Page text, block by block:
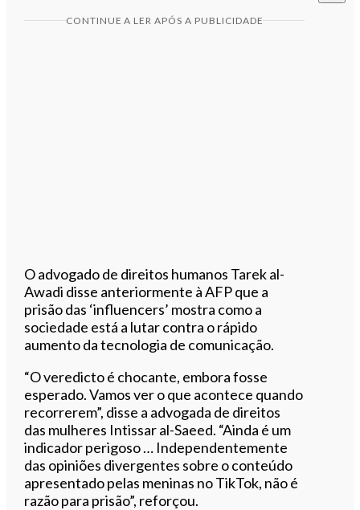
CONTINUE A LER APÓS A PUBLICIDADE
O advogado de direitos humanos Tarek al-
Awadi disse anteriormente à AFP que a
prisão das ‘influencers’ mostra como a
sociedade está a lutar contra o rápido
aumento da tecnologia de comunicação.
“O veredicto é chocante, embora fosse
esperado. Vamos ver o que acontece quando
recorrerem”, disse a advogada de direitos
das mulheres Intissar al-Saeed. “Ainda é um
indicador perigoso … Independentemente
das opiniões divergentes sobre o conteúdo
apresentado pelas meninas no TikTok, não é
razão para prisão”, reforçou.